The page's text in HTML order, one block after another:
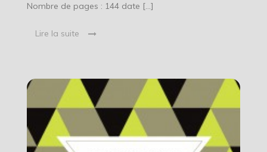
Nombre de pages : 144 date […]
Lire la suite